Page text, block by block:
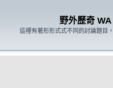
野外歷奇
這裡有著形形式式不同的討論題目